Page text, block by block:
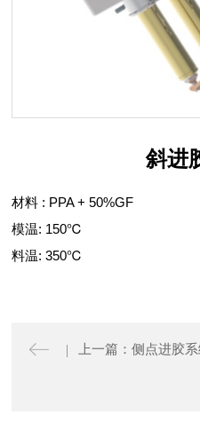
斜进
材料 : PPA + 50%GF
模温: 150℃
料温: 350℃
上一篇：侧点进胶